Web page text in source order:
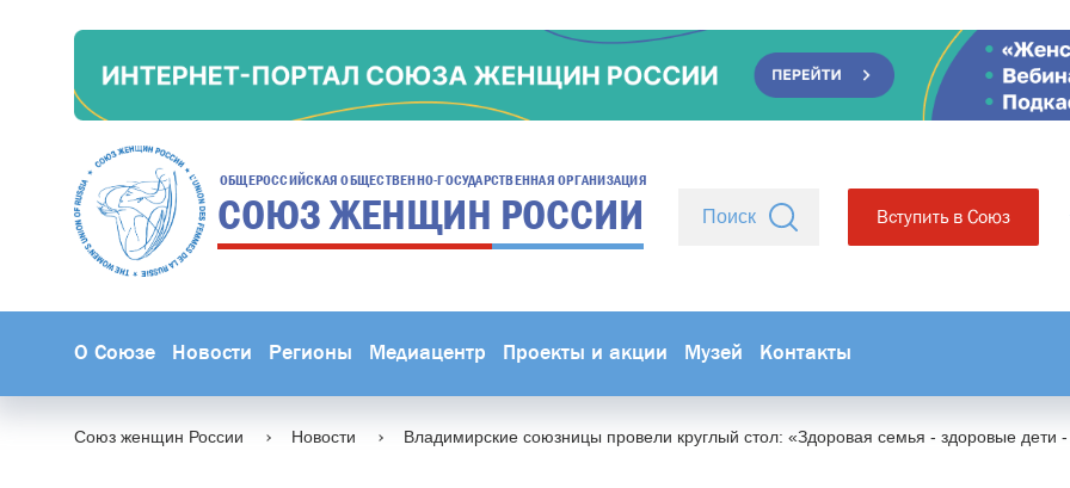
ОБЩЕРОССИЙСКАЯ ОБЩЕСТВЕННО-ГОСУДАРСТВЕННАЯ ОРГАНИЗАЦИЯ
СОЮЗ ЖЕНЩИН РОССИИ Вступить в Союз
О Союзе Новости Регионы Медиацентр Проекты и акции Музей Контакты
Союз женщин России Новости Владимирские союзницы провели круглый стол: «Здоровая семья - здоровые дети